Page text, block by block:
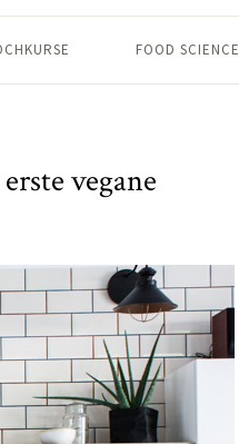
FOOD SCIENCE
vegane